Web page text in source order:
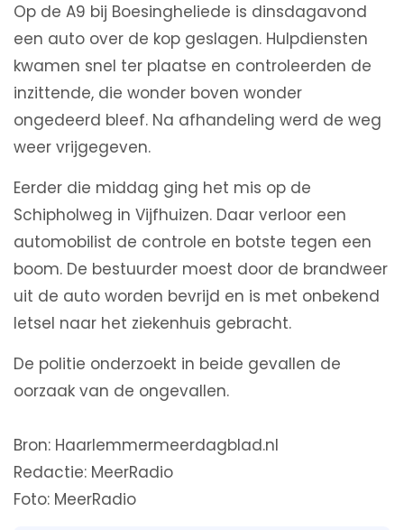
Op de A9 bij Boesingheliede is dinsdagavond
een auto over de kop geslagen. Hulpdiensten
kwamen snel ter plaatse en controleerden de
inzittende, die wonder boven wonder
ongedeerd bleef. Na afhandeling werd de weg
weer vrijgegeven.
Eerder die middag ging het mis op de
Schipholweg in Vijfhuizen. Daar verloor een
automobilist de controle en botste tegen een
boom. De bestuurder moest door de brandweer
uit de auto worden bevrijd en is met onbekend
letsel naar het ziekenhuis gebracht.
De politie onderzoekt in beide gevallen de
oorzaak van de ongevallen.
Bron: Haarlemmermeerdagblad.nl
Redactie: MeerRadio
Foto: MeerRadio